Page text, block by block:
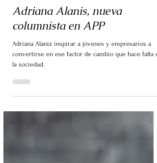
Adriana Alanis, nueva
columnista en APP
Adriana Alaniz inspirar a jóvenes y empresarios a
convertirse en ese factor de cambio que hace falta
la sociedad.